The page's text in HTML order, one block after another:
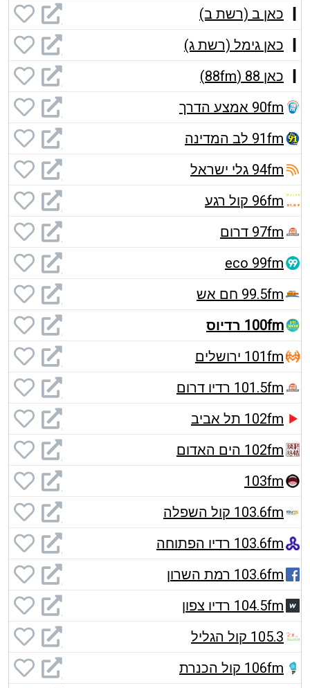
כאן ב (רשת ב)
כאן גימל (רשת ג)
כאן 88 (88fm)
90fm אמצע הדרך
91fm לב המדינה
94fm גלי ישראל
96fm קול רגע
97fm דרום
eco 99fm
99.5fm חם אש
100fm רדיוס
101fm ירושלים
101.5fm רדיו דרום
102fm תל אביב
102fm הים האדום
103fm
103.6fm קול השפלה
103.6fm רדיו הפתוחה
103.6fm רמת השרון
104.5fm רדיו צפון
105.3 קול הגליל
106fm קול הכנרת